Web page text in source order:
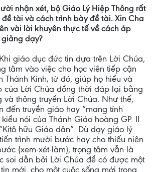
nhận xét, bộ Giáo Lý Hiệp Thông rất
tài và cách trình bày đề tài. Xin Cha
vài lời khuyên thực tế về cách áp
dạy?
giáo dục đức tin dựa trên Lời Chúa,
tâm vào việc cho học viên tiếp cận
Thánh Kinh; từ đó, giúp họ hiểu và
của Lời Chúa đồng thời đáp lại bằng
và thông truyền Lời Chúa. Như thế,
đến truyền giáo hay “mang tính
nói của Thánh Giáo hoàng GP. II
hữu Giáo dân”. Dù dạy giáo lý
trình mười bước hay cho thiếu niên
(xem-xét-làm), trọng tâm vẫn là
soi dẫn bởi Lời Chúa để có được một
mới, cho một cuộc sống mới trong